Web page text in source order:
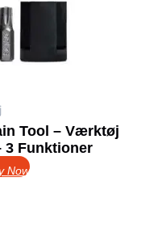
Tool – Værktøj
Funktioner
Now